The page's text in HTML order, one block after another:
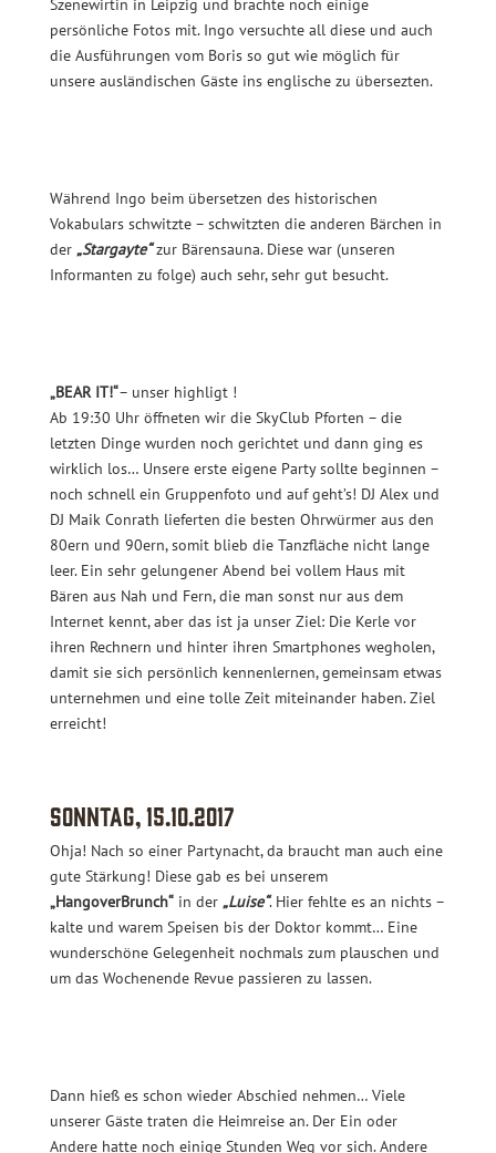
Szenewirtin in Leipzig und brachte noch einige
persönliche Fotos mit. Ingo versuchte all diese und auch
die Ausführungen vom Boris so gut wie möglich für
unsere ausländischen Gäste ins englische zu übersezten.
Während Ingo beim übersetzen des historischen
Vokabulars schwitzte – schwitzten die anderen Bärchen in
der „Stargayte“zur Bärensauna. Diese war (unseren
Informanten zu folge) auch sehr, sehr gut besucht.
„BEAR IT!“– unser highligt !
Ab 19:30 Uhr öffneten wir die SkyClub Pforten – die
letzten Dinge wurden noch gerichtet und dann ging es
wirklich los… Unsere erste eigene Party sollte beginnen –
noch schnell ein Gruppenfoto und auf geht’s! DJ Alex und
DJ Maik Conrath lieferten die besten Ohrwürmer aus den
80ern und 90ern, somit blieb die Tanzfläche nicht lange
leer. Ein sehr gelungener Abend bei vollem Haus mit
Bären aus Nah und Fern, die man sonst nur aus dem
Internet kennt, aber das ist ja unser Ziel: Die Kerle vor
ihren Rechnern und hinter ihren Smartphones wegholen,
damit sie sich persönlich kennenlernen, gemeinsam etwas
unternehmen und eine tolle Zeit miteinander haben. Ziel
erreicht!
Sonntag, 15.10.2017
Ohja! Nach so einer Partynacht, da braucht man auch eine
gute Stärkung! Diese gab es bei unserem
„HangoverBrunch“in der „Luise“. Hier fehlte es an nichts –
kalte und warem Speisen bis der Doktor kommt… Eine
wunderschöne Gelegenheit nochmals zum plauschen und
um das Wochenende Revue passieren zu lassen.
Dann hieß es schon wieder Abschied nehmen… Viele
unserer Gäste traten die Heimreise an. Der Ein oder
Andere hatte noch einige Stunden Weg vor sich. Andere